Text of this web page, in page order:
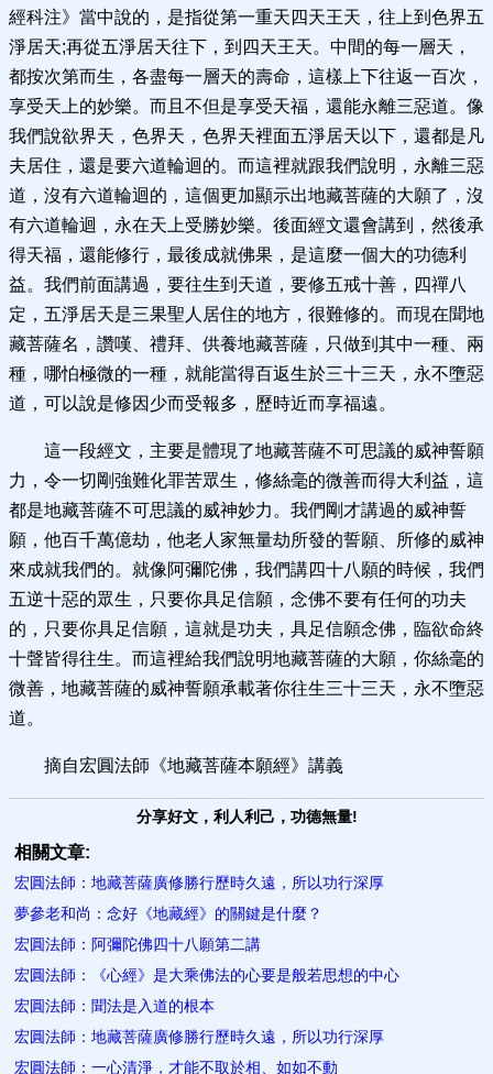
經科注》當中說的，是指從第一重天四天王天，往上到色界五
淨居天;再從五淨居天往下，到四天王天。中間的每一層天，
都按次第而生，各盡每一層天的壽命，這樣上下往返一百次，
享受天上的妙樂。而且不但是享受天福，還能永離三惡道。像
我們說欲界天，色界天，色界天裡面五淨居天以下，還都是凡
夫居住，還是要六道輪迴的。而這裡就跟我們說明，永離三惡
道，沒有六道輪迴的，這個更加顯示出地藏菩薩的大願了，沒
有六道輪迴，永在天上受勝妙樂。後面經文還會講到，然後承
得天福，還能修行，最後成就佛果，是這麼一個大的功德利
益。我們前面講過，要往生到天道，要修五戒十善，四禪八
定，五淨居天是三果聖人居住的地方，很難修的。而現在聞地
藏菩薩名，讚嘆、禮拜、供養地藏菩薩，只做到其中一種、兩
種，哪怕極微的一種，就能當得百返生於三十三天，永不墮惡
道，可以說是修因少而受報多，歷時近而享福遠。
這一段經文，主要是體現了地藏菩薩不可思議的威神誓願
力，令一切剛強難化罪苦眾生，修絲毫的微善而得大利益，這
都是地藏菩薩不可思議的威神妙力。我們剛才講過的威神誓
願，他百千萬億劫，他老人家無量劫所發的誓願、所修的威神
來成就我們的。就像阿彌陀佛，我們講四十八願的時候，我們
五逆十惡的眾生，只要你具足信願，念佛不要有任何的功夫
的，只要你具足信願，這就是功夫，具足信願念佛，臨欲命終
十聲皆得往生。而這裡給我們說明地藏菩薩的大願，你絲毫的
微善，地藏菩薩的威神誓願承載著你往生三十三天，永不墮惡
道。
摘自宏圓法師《地藏菩薩本願經》講義
分享好文，利人利己，功德無量!
相關文章:
宏圓法師：地藏菩薩廣修勝行歷時久遠，所以功行深厚
夢參老和尚：念好《地藏經》的關鍵是什麼？
宏圓法師：阿彌陀佛四十八願第二講
宏圓法師：《心經》是大乘佛法的心要是般若思想的中心
宏圓法師：聞法是入道的根本
宏圓法師：地藏菩薩廣修勝行歷時久遠，所以功行深厚
宏圓法師：一心清淨，才能不取於相、如如不動